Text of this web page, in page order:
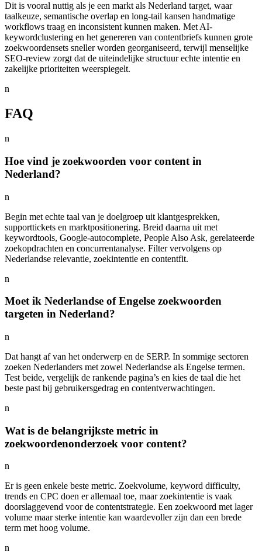
Dit is vooral nuttig als je een markt als Nederland target, waar
taalkeuze, semantische overlap en long-tail kansen handmatige
workflows traag en inconsistent kunnen maken. Met AI-
keywordclustering en het genereren van contentbriefs kunnen grote
zoekwoordensets sneller worden georganiseerd, terwijl menselijke
SEO-review zorgt dat de uiteindelijke structuur echte intentie en
zakelijke prioriteiten weerspiegelt.
n
FAQ
n
Hoe vind je zoekwoorden voor content in
Nederland?
n
Begin met echte taal van je doelgroep uit klantgesprekken,
supporttickets en marktpositionering. Breid daarna uit met
keywordtools, Google-autocomplete, People Also Ask, gerelateerde
zoekopdrachten en concurrentanalyse. Filter vervolgens op
Nederlandse relevantie, zoekintentie en contentfit.
n
Moet ik Nederlandse of Engelse zoekwoorden
targeten in Nederland?
n
Dat hangt af van het onderwerp en de SERP. In sommige sectoren
zoeken Nederlanders met zowel Nederlandse als Engelse termen.
Test beide, vergelijk de rankende pagina’s en kies de taal die het
beste past bij gebruikersgedrag en contentverwachtingen.
n
Wat is de belangrijkste metric in
zoekwoordenonderzoek voor content?
n
Er is geen enkele beste metric. Zoekvolume, keyword difficulty,
trends en CPC doen er allemaal toe, maar zoekintentie is vaak
doorslaggevend voor de contentstrategie. Een zoekwoord met lager
volume maar sterke intentie kan waardevoller zijn dan een brede
term met hoog volume.
n